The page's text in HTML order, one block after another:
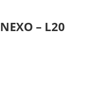
NEXO – L20